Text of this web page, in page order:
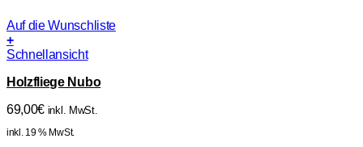
Auf die Wunschliste
+
Schnellansicht
Holzfliege Nubo
69,00€ inkl. MwSt.
inkl. 19 % MwSt.